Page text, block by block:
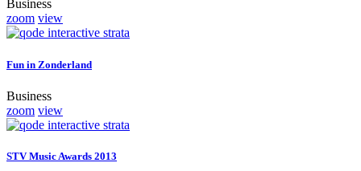
Business
zoom view
Fun in Zonderland
Business
zoom view
STV Music Awards 2013